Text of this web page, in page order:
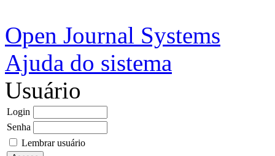
Open Journal Systems
Ajuda do sistema
Usuário
Login
Senha
Lembrar usuário